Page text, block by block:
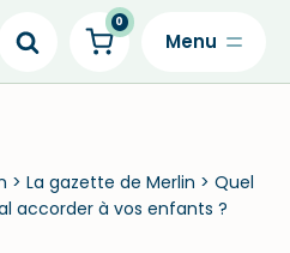
0
> La gazette de Merlin > Quel
accorder à vos enfants ?